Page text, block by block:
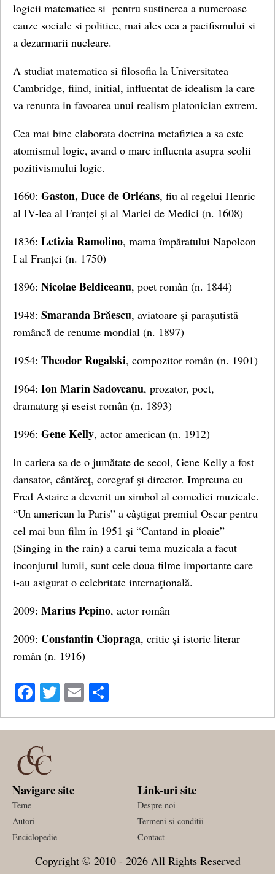
logicii matematice si pentru sustinerea a numeroase
cauze sociale si politice, mai ales cea a pacifismului si
a dezarmarii nucleare.
A studiat matematica si filosofia la Universitatea
Cambridge, fiind, initial, influentat de idealism la care
va renunta in favoarea unui realism platonician extrem.
Cea mai bine elaborata doctrina metafizica a sa este
atomismul logic, avand o mare influenta asupra scolii
pozitivismului logic.
1660: Gaston, Duce de Orléans, fiu al regelui Henric
al IV-lea al Franței și al Mariei de Medici (n. 1608)
1836: Letizia Ramolino, mama împăratului Napoleon
I al Franței (n. 1750)
1896: Nicolae Beldiceanu, poet român (n. 1844)
1948: Smaranda Brăescu, aviatoare și parașutistă
româncă de renume mondial (n. 1897)
1954: Theodor Rogalski, compozitor român (n. 1901)
1964: Ion Marin Sadoveanu, prozator, poet,
dramaturg și eseist român (n. 1893)
1996: Gene Kelly, actor american (n. 1912)
In cariera sa de o jumătate de secol, Gene Kelly a fost
dansator, cântăreţ, coregraf şi director. Impreuna cu
Fred Astaire a devenit un simbol al comediei muzicale.
“Un american la Paris” a câştigat premiul Oscar pentru
cel mai bun film în 1951 şi “Cantand in ploaie”
(Singing in the rain) a carui tema muzicala a facut
inconjurul lumii, sunt cele doua filme importante care
i-au asigurat o celebritate internaţională.
2009: Marius Pepino, actor român
2009: Constantin Ciopraga, critic și istoric literar
român (n. 1916)
Facebook
Twitter
Email
Navigare site
Teme
Autori
Enciclopedie
Link-uri site
Despre noi
Termeni si conditii
Contact
Copyright © 2010 - 2026 All Rights Reserved